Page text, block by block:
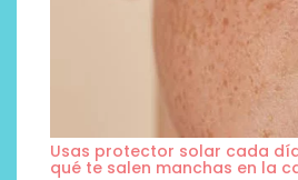
Usas protector solar cada
qué te salen manchas en la